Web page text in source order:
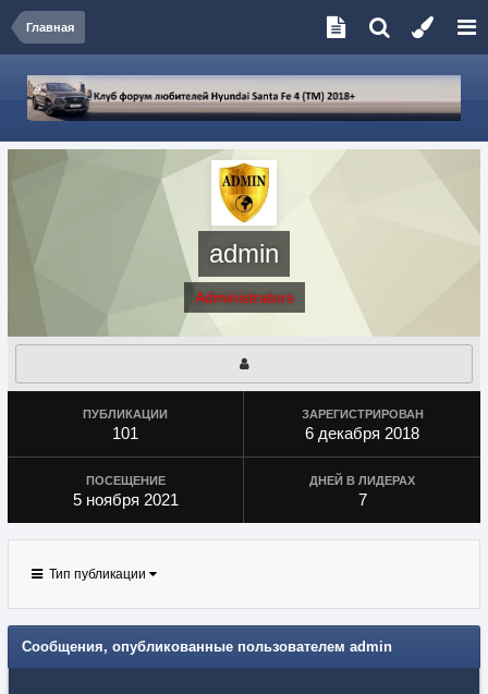
Главная
admin
Administrators
ПУБЛИКАЦИИ
101
ЗАРЕГИСТРИРОВАН
6 декабря 2018
ПОСЕЩЕНИЕ
5 ноября 2021
ДНЕЙ В ЛИДЕРАХ
7
Тип публикации
Сообщения, опубликованные пользователем admin